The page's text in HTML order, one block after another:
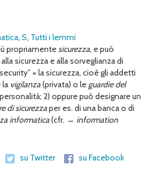
, S, Tutti i lemmi
propriamentesicurezza, e può
sicurezza e alla sorveglianza di
= la sicurezza, cioè gli addetti
la vigilanza(privata) o le guardie del
2) oppure può designare un
di sicurezzaper es. di una banca o di
informatica(cfr. → information
su Twitter
su Facebook